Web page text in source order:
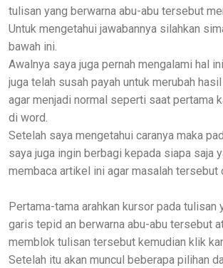
tulisan yang berwarna abu-abu tersebut
Untuk mengetahui jawabannya silahkan
bawah ini.
Awalnya saya juga pernah mengalami hal
juga telah susah payah untuk merubah
agar menjadi normal seperti saat pertama
di word.
Setelah saya mengetahui caranya maka
saya juga ingin berbagi kepada siapa saja
membaca artikel ini agar masalah tersebut
Pertama-tama arahkan kursor pada tulisan
garis tepid an berwarna abu-abu tersebut
memblok tulisan tersebut kemudian klik
Setelah itu akan muncul beberapa pilihan